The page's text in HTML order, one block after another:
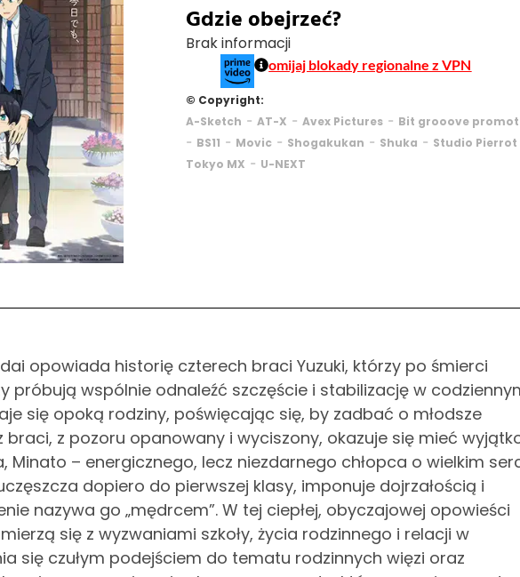
Gdzie obejrzeć?
Brak informacji
omijaj blokady regionalne z VPN
© Copyright:
A-Sketch - AT-X - Avex Pictures - Bit grooove
- BS11 - Movic - Shogakukan - Shuka - Studio Pierrot
Tokyo MX - U-NEXT
opowiada historię czterech braci Yuzuki, którzy po śmierci
próbują wspólnie odnaleźć szczęście i stabilizację w
się opoką rodziny, poświęcając się, by zadbać o młodsze
braci, z pozoru opanowany i wyciszony, okazuje się mieć
Minato – energicznego, lecz niezdarnego chłopca o wielkim
dopiero do pierwszej klasy, imponuje dojrzałością i
nazywa go „mędrcem”. W tej ciepłej, obyczajowej opowieści
się z wyzwaniami szkoły, życia rodzinnego i relacji w
się czułym podejściem do tematu rodzinnych więzi oraz